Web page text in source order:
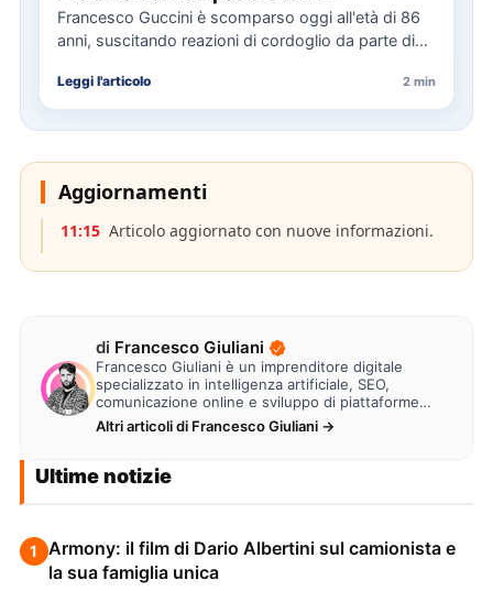
Francesco Guccini è scomparso oggi all'età di 86
anni, suscitando reazioni di cordoglio da parte di
Leggi l'articolo 2 min
Aggiornamenti
11:15 Articolo aggiornato con nuove informazioni.
di Francesco Giuliani
Francesco Giuliani è un imprenditore digitale
specializzato in intelligenza artificiale, SEO,
comunicazione online e sviluppo di piattaforme
web. Lavora alla creazione di…
Altri articoli di Francesco Giuliani →
Ultime notizie
1
Armony: il film di Dario Albertini sul camionista e
la sua famiglia unica